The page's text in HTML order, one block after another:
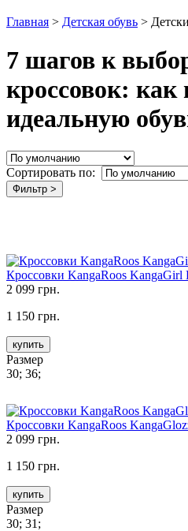
Главная > Детская обувь >
7 шагов к
кроссовок: как
идеальную
Сортировать по:
Фильтр >
Кроссовки KangaRoos KangaGirl
2 099 грн.
1 150 грн.
купить
Размер
30; 36;
Кроссовки KangaRoos
2 099 грн.
1 150 грн.
купить
Размер
30; 31;